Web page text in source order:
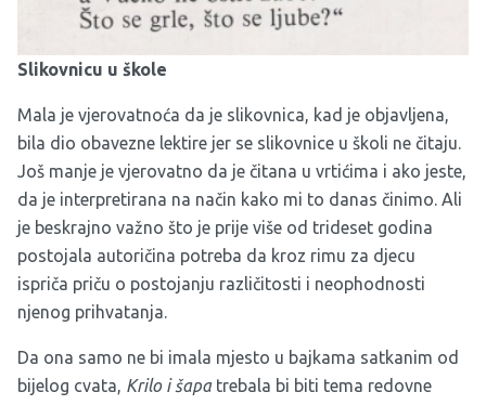
Slikovnicu u škole
Mala je vjerovatnoća da je slikovnica, kad je objavljena,
bila dio obavezne lektire jer se slikovnice u školi ne čitaju.
Još manje je vjerovatno da je čitana u vrtićima i ako jeste,
da je interpretirana na način kako mi to danas činimo. Ali
je beskrajno važno što je prije više od trideset godina
postojala autoričina potreba da kroz rimu za djecu
ispriča priču o postojanju različitosti i neophodnosti
njenog prihvatanja.
Da ona samo ne bi imala mjesto u bajkama satkanim od
bijelog cvata, Krilo i šapatrebala bi biti tema redovne